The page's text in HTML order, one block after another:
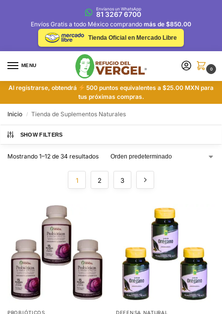
Envíanos un WhatsApp
81 3267 6700
Envíos Gratis a todo México comprando más de $850.00
Tienda Oficial en Mercado Libre
MENU
0
Al registrarse, obtendrá
500 puntos equivalentes a $25.00 MXN para
tus próximas compras.
Inicio / Tienda de Suplementos Naturales
SHOW FILTERS
Mostrando 1–12 de 34 resultados
1 2 3
PROBIÓTICOS DEFENSA NATURAL